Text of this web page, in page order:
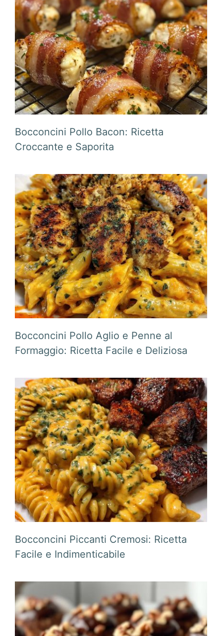
Bocconcini Pollo Bacon: Ricetta
Croccante e Saporita
Bocconcini Pollo Aglio e Penne al
Formaggio: Ricetta Facile e Deliziosa
Bocconcini Piccanti Cremosi: Ricetta
Facile e Indimenticabile